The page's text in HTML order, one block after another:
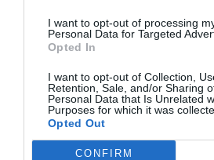
I want to opt-out of processing
Personal Data for Targeted
Opted In
I want to opt-out of Collection,
Retention, Sale, and/or Sharing
Personal Data that Is Unrelated
Purposes for which it was
Opted Out
CONFIRM